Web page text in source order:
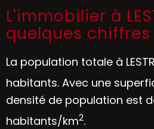
L'immobilier à
quelques chiffres
La population totale à
habitants. Avec une
densité de population est
habitants/km2.